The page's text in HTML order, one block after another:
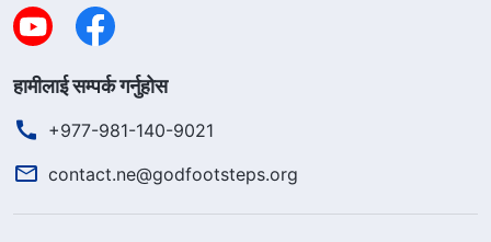
हामीलाई सम्पर्क गर्नुहोस
+977-981-140-9021
contact.ne@godfootsteps.org